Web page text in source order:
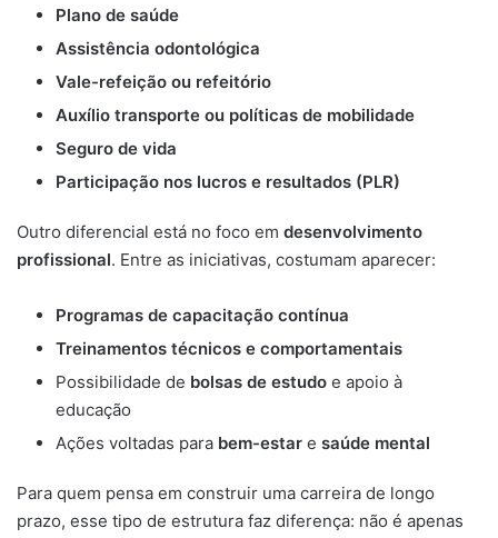
Plano de saúde
Assistência odontológica
Vale-refeição ou refeitório
Auxílio transporte ou políticas de mobilidade
Seguro de vida
Participação nos lucros e resultados (PLR)
Outro diferencial está no foco em desenvolvimento
profissional. Entre as iniciativas, costumam aparecer:
Programas de capacitação contínua
Treinamentos técnicos e comportamentais
Possibilidade de bolsas de estudo e apoio à
educação
Ações voltadas para bem-estar e saúde mental
Para quem pensa em construir uma carreira de longo
prazo, esse tipo de estrutura faz diferença: não é apenas